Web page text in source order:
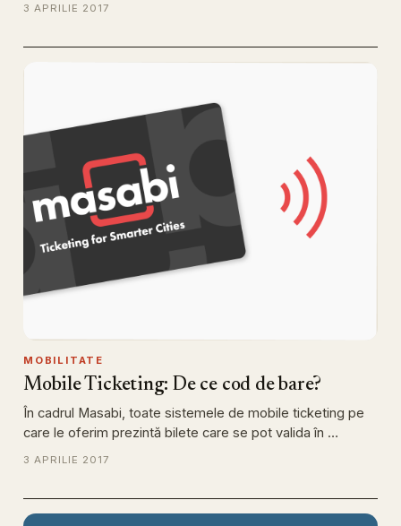
3 APRILIE 2017
MOBILITATE
Mobile Ticketing: De ce cod de bare?
În cadrul Masabi, toate sistemele de mobile ticketing pe
care le oferim prezintă bilete care se pot valida în …
3 APRILIE 2017